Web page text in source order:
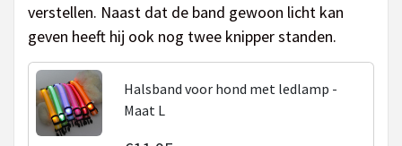
verstellen. Naast dat de band gewoon licht kan
geven heeft hij ook nog twee knipper standen.
Halsband voor hond met ledlamp -
Maat L